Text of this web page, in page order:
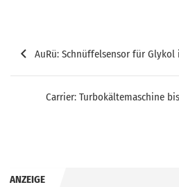
Beitragsnavigation
AuRü: Schnüffelsensor für Glykol
Carrier: Turbokältemaschine
ANZEIGE